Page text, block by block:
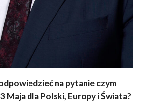
na pytanie czym
Maja dla Polski, Europy i Świata?